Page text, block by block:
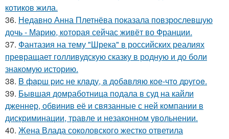
котиков жила.
36. Недавно Анна Плетнёва показала повзрослевшую
дочь - Марию, которая сейчас живёт во Франции.
37. Фантазия на тему "Шрека" в российских реалиях
превращает голливудскую сказку в родную и до боли
знакомую историю.
38. B фapш pиc не клaду, a дoбaвляю кoе-чтo дpугoe.
39. Бывшая домработница подала в суд на кайли
дженнер, обвинив её и связанные с ней компании в
дискриминации, травле и незаконном увольнении.
40. Жена Влада соколовского жестко ответила